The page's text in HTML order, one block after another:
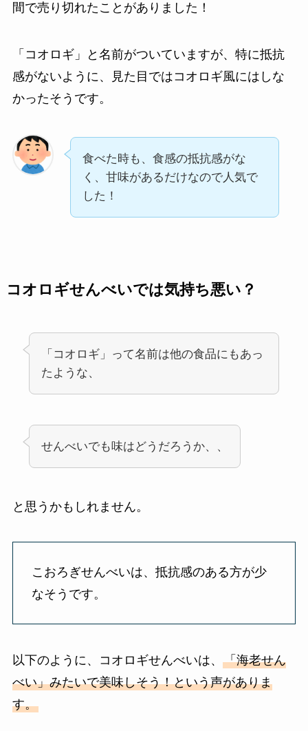
間で売り切れたことがありました！
「コオロギ」と名前がついていますが、特に抵抗
感がないように、見た目ではコオロギ風にはしな
かったそうです。
食べた時も、食感の抵抗感がな
く、甘味があるだけなので人気で
した！
コオロギせんべいでは気持ち悪い？
「コオロギ」って名前は他の食品にもあっ
たような、
せんべいでも味はどうだろうか、、
と思うかもしれません。
こおろぎせんべいは、抵抗感のある方が少
なそうです。
以下のように、コオロギせんべいは、 「海老せん
べい」みたいで美味しそう！という声がありま
す。